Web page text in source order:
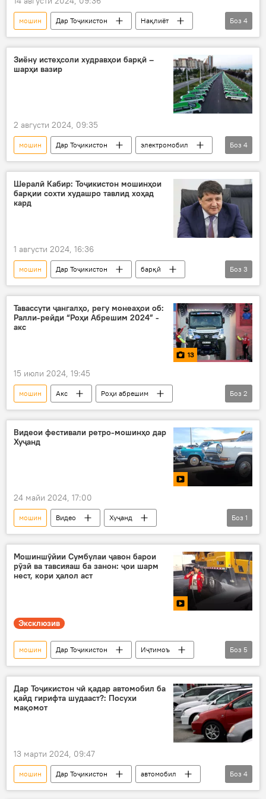
мошин Дар Тоҷикистон
Нақлиёт
зиреҳпӯшҳо
коргоҳ
истеҳсол
Саноат
Боз 4
Зиёну истеҳсоли худравҳои барқӣ –
шарҳи вазир
2 августи 2024, 09:35
мошин Дар Тоҷикистон
электромобил
барқӣ
тавлид
Саноат
Шералӣ Кабир
Боз 4
Шералӣ Кабир: Тоҷикистон мошинҳои
барқии сохти худашро тавлид хоҳад
кард
1 августи 2024, 16:36
мошин Дар Тоҷикистон
барқӣ
истеҳсол
Саноат Шералӣ Кабир
Боз 3
Тавассути ҷангалҳо, регу монеаҳои об:
Ралли-рейди “Роҳи Абрешим 2024” -
акс
13
15 июли 2024, 19:45
мошин Акс
Роҳи абрешим
мусобиқа
пойга
Боз 2
Видеои фестивали ретро-мошинҳо дар
Хуҷанд
24 майи 2024, 17:00
мошин Видео
Хуҷанд
"Авто-ретро Душанбе"
Боз 1
Мошиншӯйии Сумбулаи ҷавон барои
рӯзӣ ва тавсияаш ба занон: ҷои шарм
нест, кори ҳалол аст
Эксклюзив
мошин Дар Тоҷикистон
Иҷтимоъ
Видео
Хуҷанд
шустушӯ
ҳалол
ҷойи кор
Боз 5
Дар Тоҷикистон чӣ қадар автомобил ба
қайд гирифта шудааст?: Посухи
мақомот
13 марти 2024, 09:47
мошин Дар Тоҷикистон
автомобил
воридот
қайд Нақлиёт
Боз 4